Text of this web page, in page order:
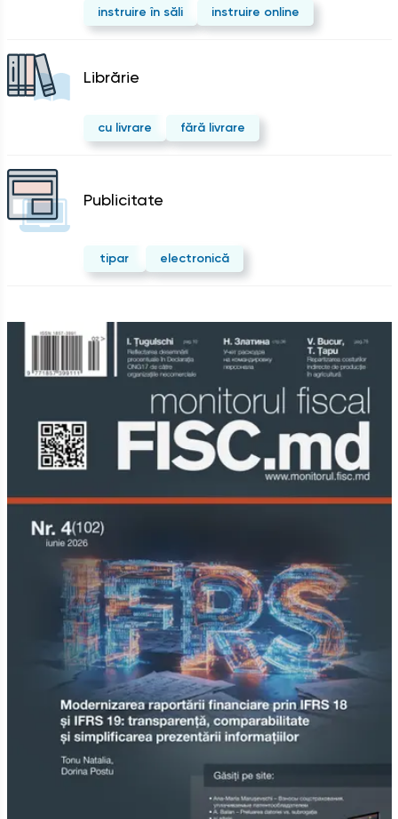
instruire în săli instruire online
Librărie
cu livrare fără livrare
Publicitate
tipar electronică